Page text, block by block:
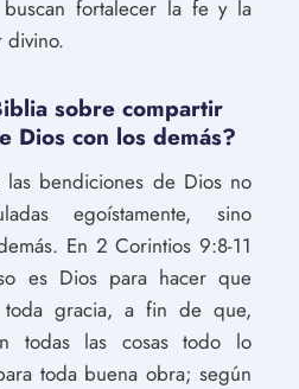
fortalecer la fe y la
divino.
sobre compartir
Dios con los demás?
las bendiciones de Dios no
egoístamente, sino
En 2 Corintios 9:8-11
es Dios para hacer que
toda gracia, a fin de que,
todas las cosas todo lo
toda buena obra; según